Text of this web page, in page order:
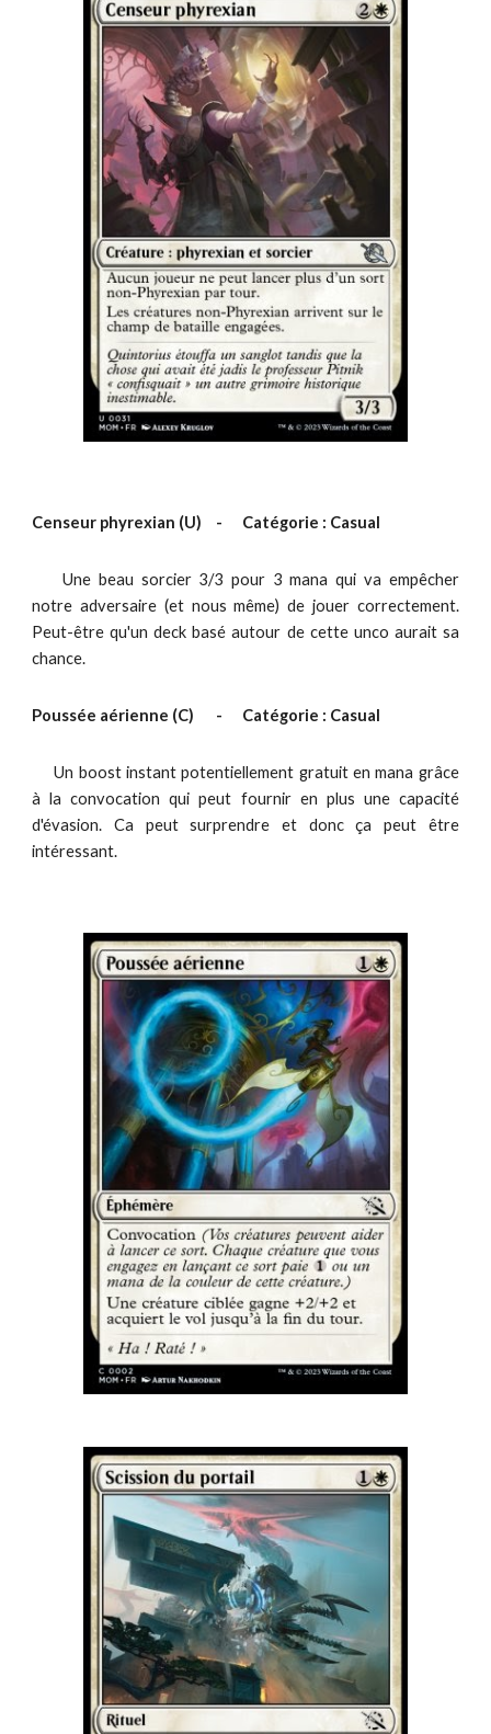
Censeur phyrexian (U) - Catégorie : Casual
Une beau sorcier 3/3 pour 3 mana qui va empêcher
notre adversaire (et nous même) de jouer correctement.
Peut-être qu'un deck basé autour de cette unco aurait sa
chance.
Poussée aérienne (C) - Catégorie : Casual
Un boost instant potentiellement gratuit en mana grâce
à la convocation qui peut fournir en plus une capacité
d'évasion. Ca peut surprendre et donc ça peut être
intéressant.